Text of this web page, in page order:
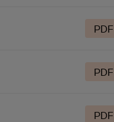
PDF
PDF
PDF